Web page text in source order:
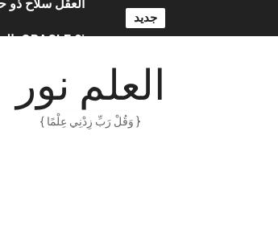
جديد
الانحراف
- PDF Book
العلم نور
{ وَقُلْ رَبِّ زِدْنِي عِلْمًا }